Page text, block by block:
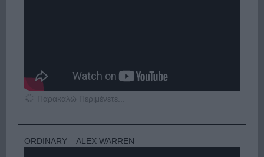
Παρακαλώ Περιμένετε...
ORDINARY – ALEX WARREN